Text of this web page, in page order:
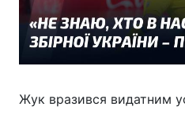
Жук вразився видатним